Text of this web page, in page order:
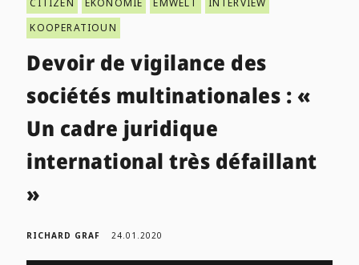
CITIZEN EKONOMIE ËMWELT
INTERVIEW
KOOPERATIOUN
Devoir de vigilance des
sociétés multinationales : «
Un cadre juridique
international très défaillant
»
RICHARD GRAF 24.01.2020